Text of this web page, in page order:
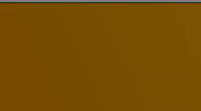
Nursing